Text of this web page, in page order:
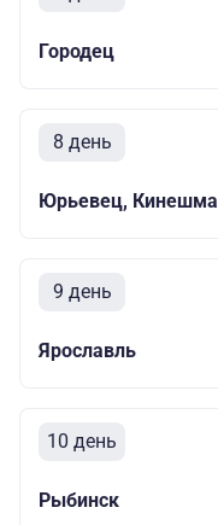
Городец
8 день
Юрьевец, Кинешма
9 день
Ярославль
10 день
Рыбинск